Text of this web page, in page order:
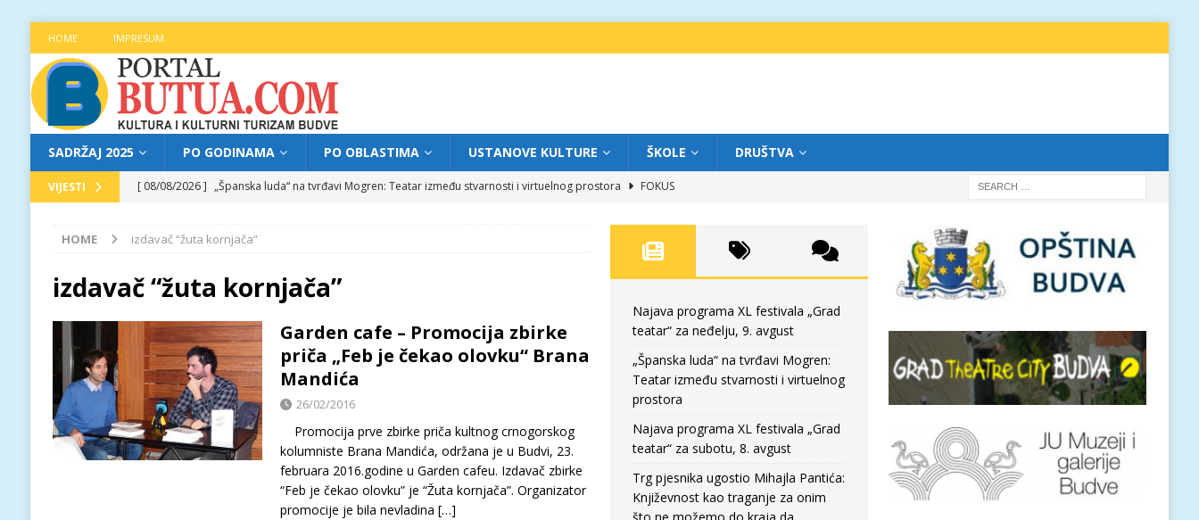
HOME IMPRESUM
SADRŽAJ 2025 PO GODINAMA PO OBLASTIMA USTANOVE KULTURE ŠKOLE DRUŠTVA
VIJESTI [ 08/08/2026 ] „Španska luda“ na tvrđavi Mogren: Teatar između stvarnosti i virtuelnog prostora
FOKUS
[ 07/08/2026 ] Trg pjesnika ugostio Mihajla Pantića: Književnost kao traganje za onim što ne možemo do kraja da dokučimo
FOKUS
Najava programa XL festivala „Grad teatar“ za petak, 7. avgust
[ 08/08/2026 ] Najava programa XL festivala „Grad teatar“ za neđelju, 9. avgust FOKUS
HOME izdavač “žuta kornjača”
izdavač “žuta kornjača”
Garden cafe – Promocija zbirke
priča „Feb je čekao olovku“ Brana
Mandića
26/02/2016
Promocija prve zbirke priča kultnog crnogorskog
kolumniste Brana Mandića, održana je u Budvi, 23.
februara 2016.godine u Garden cafeu. Izdavač zbirke
“Feb je čekao olovku” je “Žuta kornjača”. Organizator
promocije je bila nevladina […]
Najava programa XL festivala „Grad
teatar“ za neđelju, 9. avgust
„Španska luda“ na tvrđavi Mogren:
Teatar između stvarnosti i virtuelnog
prostora
Najava programa XL festivala „Grad
teatar“ za subotu, 8. avgust
Trg pjesnika ugostio Mihajla Pantića:
Književnost kao traganje za onim